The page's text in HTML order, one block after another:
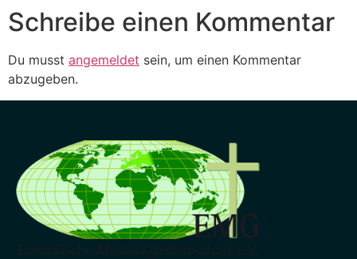
Schreibe einen Kommentar
Du musst angemeldet sein, um einen Kommentar
abzugeben.